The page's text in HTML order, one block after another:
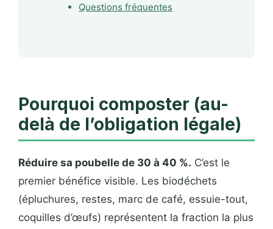
Questions fréquentes
Pourquoi composter (au-
delà de l’obligation légale)
Réduire sa poubelle de 30 à 40 %. C’est le
premier bénéfice visible. Les biodéchets
(épluchures, restes, marc de café, essuie-tout,
coquilles d’œufs) représentent la fraction la plus